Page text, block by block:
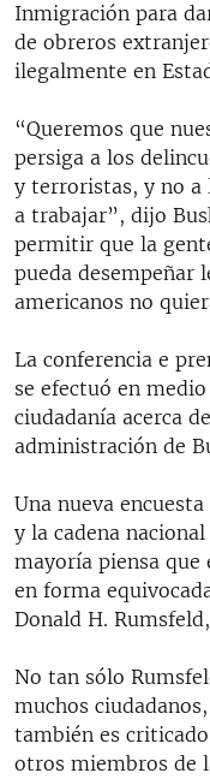
Inmigración para
de obreros
ilegalmente en
“Queremos que
persiga a los
y terroristas, y no a
a trabajar”, dijo
permitir que la
pueda desempeñar
americanos no
La conferencia e
se efectuó en
ciudadanía acerca
administración de
Una nueva
y la cadena
mayoría piensa
en forma
Donald H.
No tan sólo
muchos
también es
otros miembros de